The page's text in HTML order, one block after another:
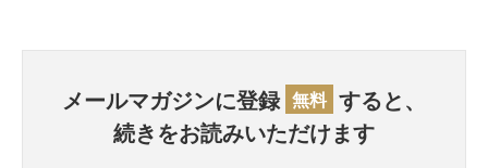
メールマガジンに登録 無料 すると、
続きをお読みいただけます